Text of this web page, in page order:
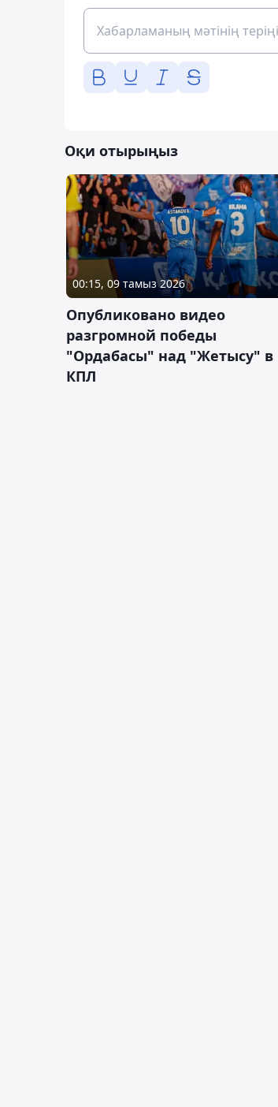
Оқи отырыңыз
00:15, 09 тамыз 2026
Опубликовано видео
разгромной победы
"Ордабасы" над "Жетысу" в
КПЛ